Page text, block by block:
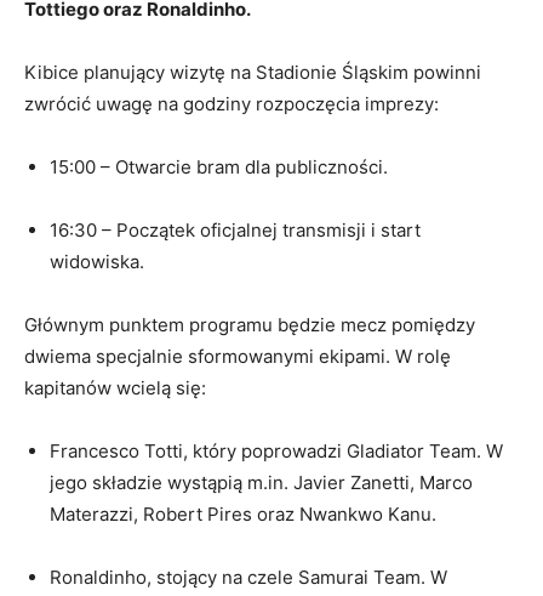
Tottiego oraz Ronaldinho.
Kibice planujący wizytę na Stadionie Śląskim powinni
zwrócić uwagę na godziny rozpoczęcia imprezy:
15:00 – Otwarcie bram dla publiczności.
16:30 – Początek oficjalnej transmisji i start
widowiska.
Głównym punktem programu będzie mecz pomiędzy
dwiema specjalnie sformowanymi ekipami. W rolę
kapitanów wcielą się:
Francesco Totti, który poprowadzi Gladiator Team. W
jego składzie wystąpią m.in. Javier Zanetti, Marco
Materazzi, Robert Pires oraz Nwankwo Kanu.
Ronaldinho, stojący na czele Samurai Team. W